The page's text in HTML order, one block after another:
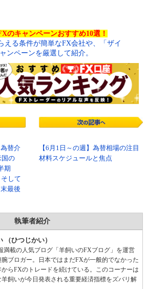
のキャンペーンおすすめ10選！
える条件が簡単なFX会社や、「ザイ
ンペーンを厳選して紹介。
替介
国の
期
して
最後
【6月1日～の週】為替相場の注目
材料スケジュールと焦点
執筆者紹介
（ひつじかい）
満載の人気ブログ「羊飼いのFXブログ」を運営
腕ブロガー。日本ではまだFXが一般的でなかった
からFXのトレードを続けている。このコーナーは
羊飼いが今日発表される重要経済指標をズバリ解